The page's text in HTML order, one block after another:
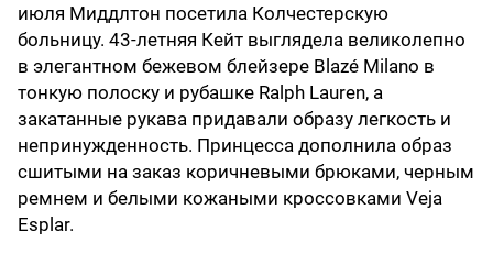
июля Миддлтон посетила Колчестерскую
больницу. 43-летняя Кейт выглядела великолепно
в элегантном бежевом блейзере Blazé Milano в
тонкую полоску и рубашке Ralph Lauren, а
закатанные рукава придавали образу легкость и
непринужденность. Принцесса дополнила образ
сшитыми на заказ коричневыми брюками, черным
ремнем и белыми кожаными кроссовками Veja
Esplar.